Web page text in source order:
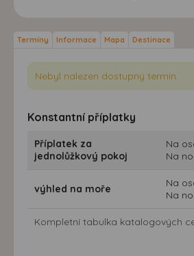
Termíny Informace Mapa Destinace
Nebyl nalezen dostupný termín.
Konstantní příplatky
Příplatek za
jednolůžkový pokoj
Na
Na
výhled na moře
Na
Na
Kompletní tabulka katalogových